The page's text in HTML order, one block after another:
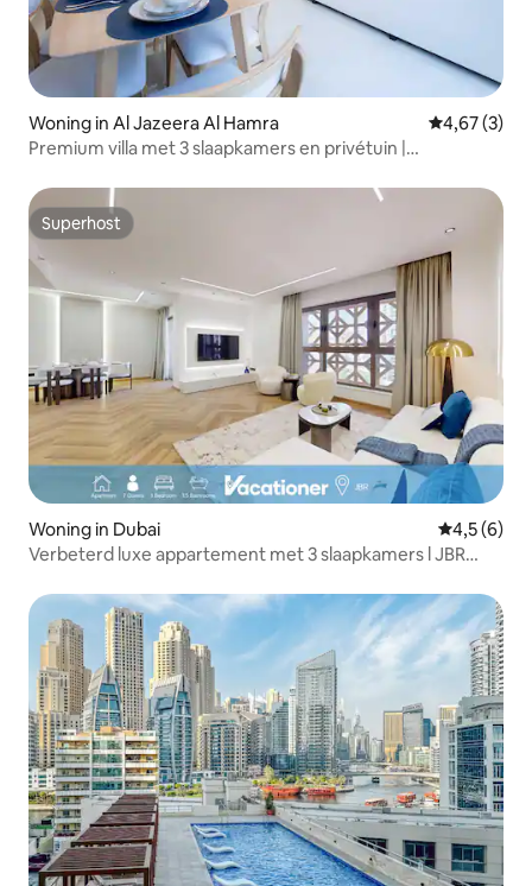
Woning in Al Jazeera Al Hamra
4,67 (3)
Premium villa met 3 slaapkamers en privétuin |
Superhost
Superhost
Woning in Dubai
4,5 (6)
Verbeterd luxe appartement met 3 slaapkamers l JBR